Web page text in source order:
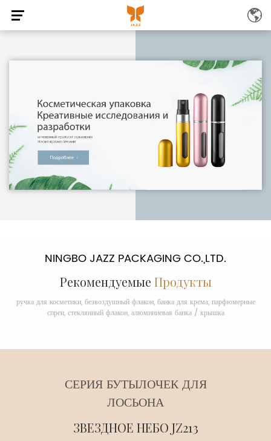
NINGBO JAZZ PACKAGING CO.,LTD.
Рекомендуемые Продукты
ручка для косметики, безвоздушный флакон, банка для крема, парфюмерные
спреи, стеклянный флакон, алюминиевая банка / крышка
СЕРИЯ БУТЫЛОЧЕК ДЛЯ
ЛОСЬОНА
ЗВЕЗДНОЕ НЕБО JZ213